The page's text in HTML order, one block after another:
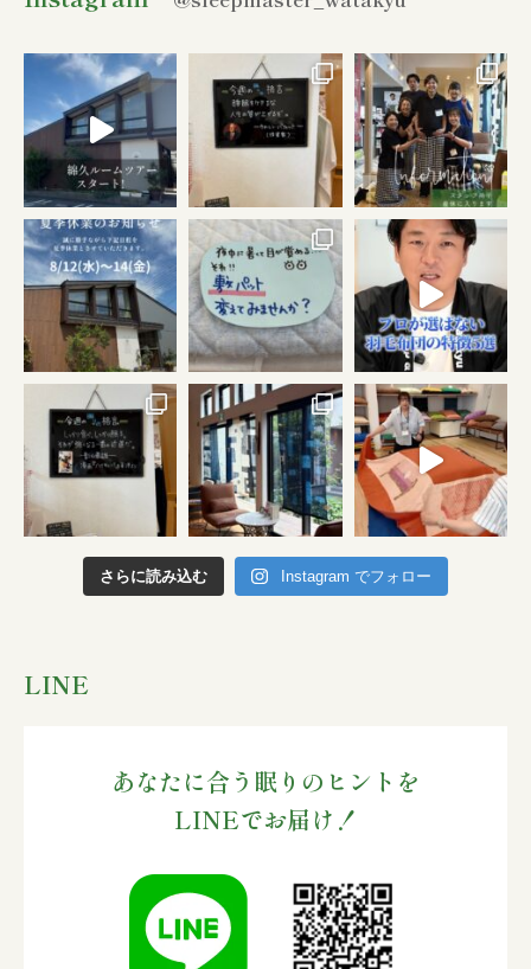
さらに読み込む Instagram でフォロー
LINE
あなたに合う眠りのヒントを
LINEでお届け！